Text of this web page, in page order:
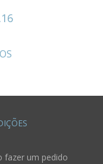
fazer um pedido